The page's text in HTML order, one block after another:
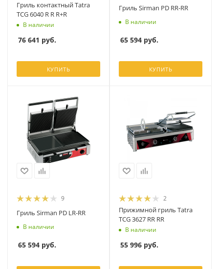
Гриль контактный Tatra
TCG 6040 R R R+R
В наличии
76 641 руб.
КУПИТЬ
Гриль Sirman PD RR-RR
В наличии
65 594 руб.
КУПИТЬ
9
Гриль Sirman PD LR-RR
В наличии
65 594 руб.
2
Прижимной гриль Tatra
TCG 3627 RR RR
В наличии
55 996 руб.